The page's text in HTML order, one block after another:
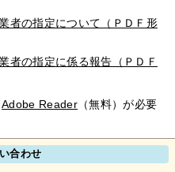
者の指定について（ＰＤＦ形
の指定に係る報告（ＰＤＦ
Adobe Reader （無料）が必要
合わせ